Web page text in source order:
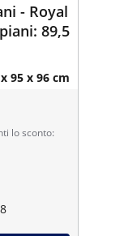
- Royal
89,5
95 x 96 cm
lo sconto: